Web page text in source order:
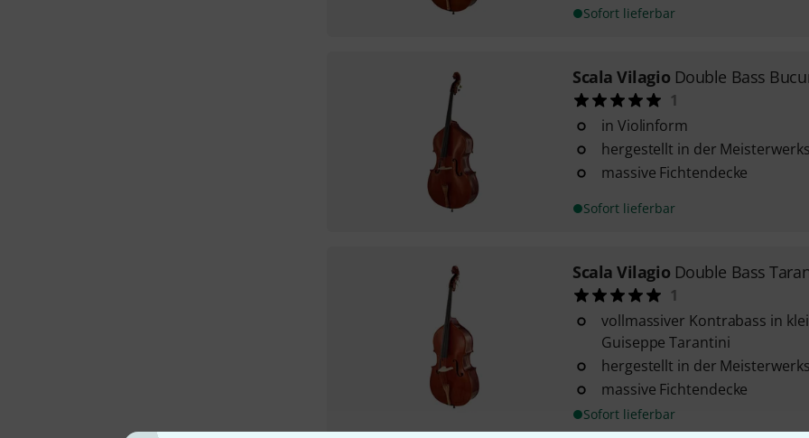
Sofort lieferbar
Scala Vilagio Double Bass
1
in Violinform
hergestellt in der
massive Fichtendecke
Sofort lieferbar
Scala Vilagio Double Bass
1
vollmassiver Kontrabass in
Guiseppe Tarantini
hergestellt in der
massive Fichtendecke
Sofort lieferbar